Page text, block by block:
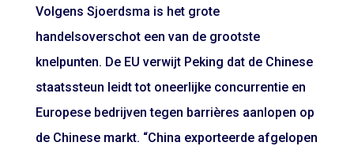
Volgens Sjoerdsma is het grote
handelsoverschoteen van de grootste
knelpunten. De EU verwijt Peking dat de Chinese
staatssteun leidt tot oneerlijke concurrentie en
Europese bedrijven tegen barrières aanlopen op
de Chinese markt. “China exporteerde afgelopen